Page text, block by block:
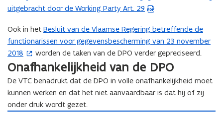
uitgebracht door de Working Party Art. 29
P
F
b
e
s
t
a
n
Ook in het Besluit van de Vlaamse Regering betreffende de
functionarissen voor gegevensbescherming van 23 november
2018
(
o
p
e
n
t
i
n
worden de taken van de DPO verder gepreciseerd.
Onafhankelijkheid van de DPO
De VTC benadrukt dat de DPO in volle onafhankelijkheid moet
kunnen werken en dat het niet aanvaardbaar is dat hij of zij
onder druk wordt gezet.